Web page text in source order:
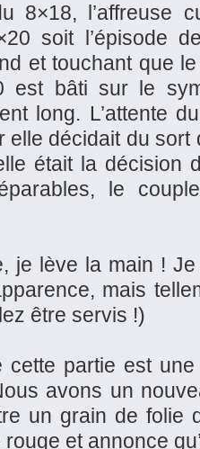
8×18, l’affreuse
soit l’épisode
et touchant que
est bâti sur le
long. L’attente
elle décidait du
était la décision
le
je lève la main !
mais
être servis !)
partie est
avons un
un grain de folie
et annonce